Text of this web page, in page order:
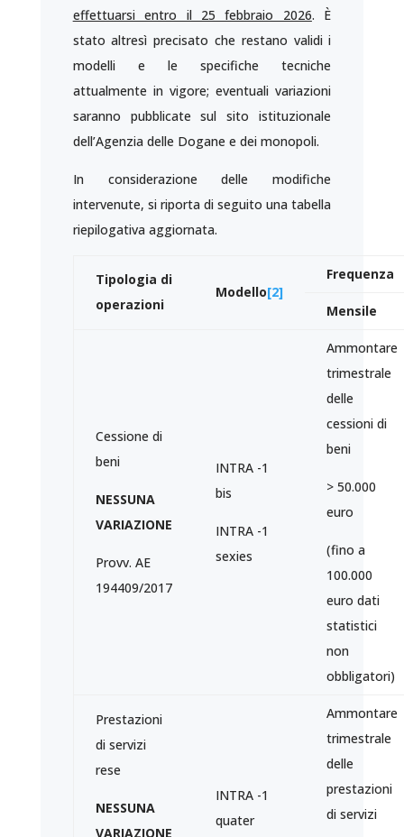
effettuarsi entro il 25 febbraio 2026. È
stato altresì precisato che restano validi i
modelli e le specifiche tecniche
attualmente in vigore; eventuali variazioni
saranno pubblicate sul sito istituzionale
dell’Agenzia delle Dogane e dei monopoli.
In considerazione delle modifiche
intervenute, si riporta di seguito una tabella
riepilogativa aggiornata.
Tipologia di
operazioni
Modello[2]
Frequenza
Mensile
Cessione di
beni
NESSUNA
VARIAZIONE
Provv. AE
194409/2017
INTRA -1
bis
INTRA -1
sexies
Ammontare
trimestrale
delle
cessioni di
beni
> 50.000
euro
(fino a
100.000
euro dati
statistici
non
obbligatori)
Prestazioni
di servizi
rese
NESSUNA
VARIAZIONE
INTRA -1
quater
Ammontare
trimestrale
delle
prestazioni
di servizi